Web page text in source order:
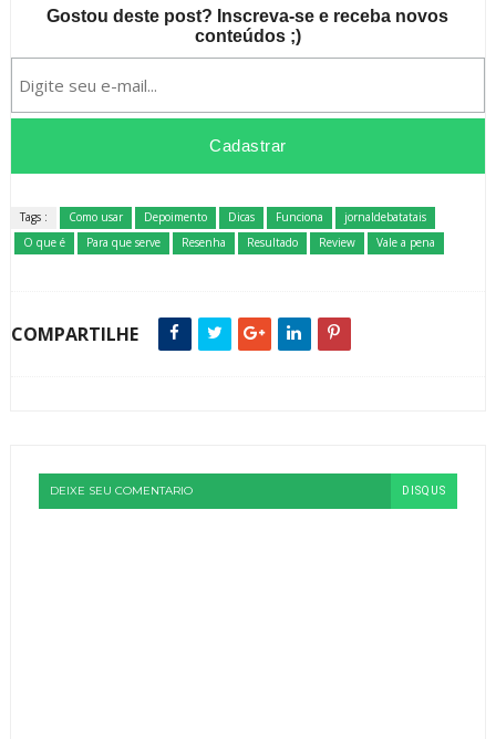
Gostou deste post? Inscreva-se e receba novos
conteúdos ;)
Tags : Como usar Depoimento Dicas Funciona
jornaldebatatais
O que é
Para que serve Resenha Resultado Review Vale a pena
COMPARTILHE
DEIXE SEU COMENTARIO DISQUS